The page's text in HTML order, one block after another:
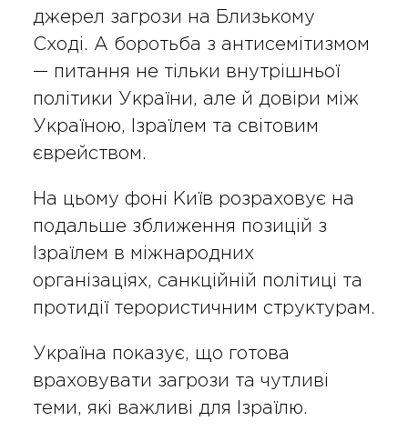
джерел загрози на Близькому
Сході. А боротьба з антисемітизмом
— питання не тільки внутрішньої
політики України, але й довіри між
Україною, Ізраїлем та світовим
єврейством.
На цьому фоні Київ розраховує на
подальше зближення позицій з
Ізраїлем в міжнародних
організаціях, санкційній політиці та
протидії терористичним структурам.
Україна показує, що готова
враховувати загрози та чутливі
теми, які важливі для Ізраїлю.